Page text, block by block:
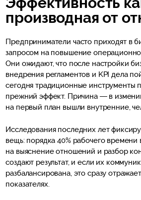
производная от
Предприниматели часто приходят в
запросом на повышение
Они ожидают, что после настройки
внедрения регламентов и KPI дела
сегодня традиционные инструменты
прежний эффект. Причина — в
на первый план вышли внутренние,
Исследования последних лет
вещь: порядка 40% рабочего времени
на выяснение отношений и разбор
создают результат, и если их
разбалансирована, это сразу
показателях.